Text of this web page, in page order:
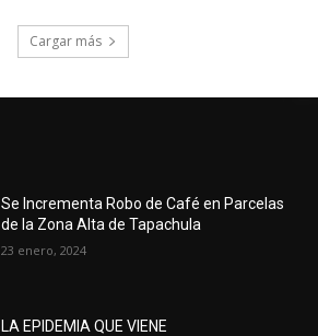
Cargar más
Se Incrementa Robo de Café en Parcelas
de la Zona Alta de Tapachula
23 enero, 2024
LA EPIDEMIA QUE VIENE